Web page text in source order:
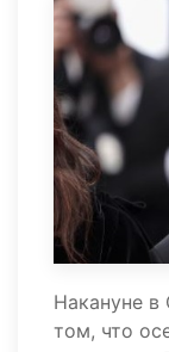
Накануне
том, что